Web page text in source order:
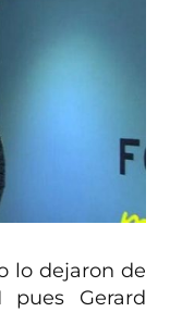
lo dejaron de
pues Gerard